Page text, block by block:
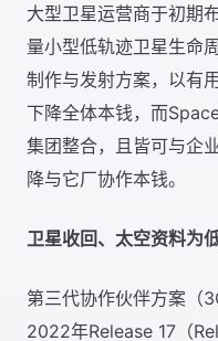
大型卫星运营商于初期
量小型低轨迹卫星生命
制作与发射方案，以有
下降全体本钱，而
集团整合，且皆可与企
降与它厂协作本钱。
卫星收回、太空资料为
第三代协作伙伴方案（
2022年Release 17（